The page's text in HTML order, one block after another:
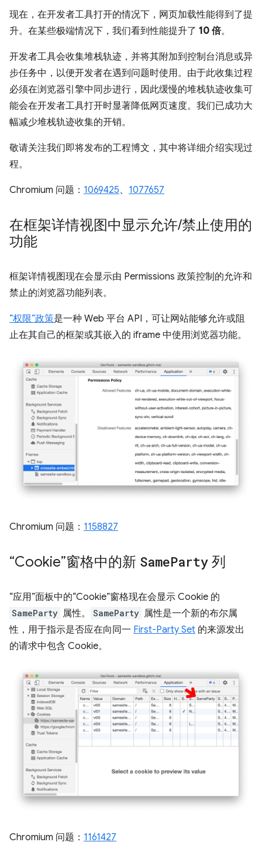
现在，在开发者工具打开的情况下，网页加载性能得到了提
升。在某些极端情况下，我们看到性能提升了 10 倍。
开发者工具会收集堆栈轨迹，并将其附加到控制台消息或异
步任务中，以便开发者在遇到问题时使用。由于此收集过程
必须在浏览器引擎中同步进行，因此缓慢的堆栈轨迹收集可
能会在开发者工具打开时显著降低网页速度。我们已成功大
幅减少堆栈轨迹收集的开销。
敬请关注我们即将发布的工程博文，其中将详细介绍实现过
程。
Chromium 问题： 1069425、 1077657
在框架详情视图中显示允许/禁止使用的
功能
框架详情视图现在会显示由 Permissions 政策控制的允许和
禁止的浏览器功能列表。
“权限”政策是一种 Web 平台 API，可让网站能够允许或阻
止在其自己的框架或其嵌入的 iframe 中使用浏览器功能。
Chromium 问题： 1158827
“Cookie”窗格中的新 SameParty 列
“应用”面板中的“Cookie”窗格现在会显示 Cookie 的
SameParty 属性。 SameParty 属性是一个新的布尔属
性，用于指示是否应在向同一 First-Party Set 的来源发出
的请求中包含 Cookie。
Chromium 问题： 1161427